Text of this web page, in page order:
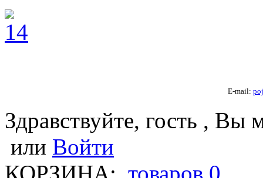
E-mail:
Здравствуйте, гость , Вы
или Войти